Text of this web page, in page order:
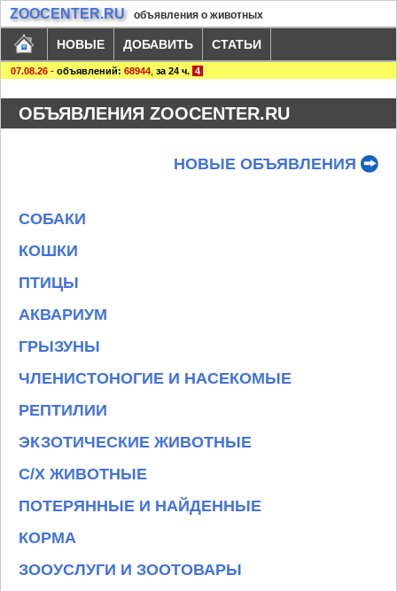
ZOOCENTER.RU объявления о животных
НОВЫЕ ДОБАВИТЬ СТАТЬИ
07.08.26 - объявлений: 68944 за 24 ч. 4
ОБЪЯВЛЕНИЯ ZOOCENTER.RU
НОВЫЕ ОБЪЯВЛЕНИЯ
СОБАКИ
КОШКИ
ПТИЦЫ
АКВАРИУМ
ГРЫЗУНЫ
ЧЛЕНИСТОНОГИЕ И НАСЕКОМЫЕ
РЕПТИЛИИ
ЭКЗОТИЧЕСКИЕ ЖИВОТНЫЕ
С/Х ЖИВОТНЫЕ
ПОТЕРЯННЫЕ И НАЙДЕННЫЕ
КОРМА
ЗООУСЛУГИ И ЗООТОВАРЫ